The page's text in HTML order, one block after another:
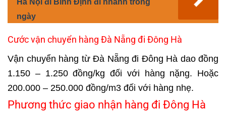
ngày
Cước vận chuyển hàng Đà Nẵng đi Đông Hà
Vận chuyển hàng từ Đà Nẵng đi Đông Hà dao đồng
1.150 – 1.250 đồng/kg đối với hàng nặng. Hoặc
200.000 – 250.000 đồng/m3 đối với hàng nhẹ.
Phương thức giao nhận hàng đi Đông Hà